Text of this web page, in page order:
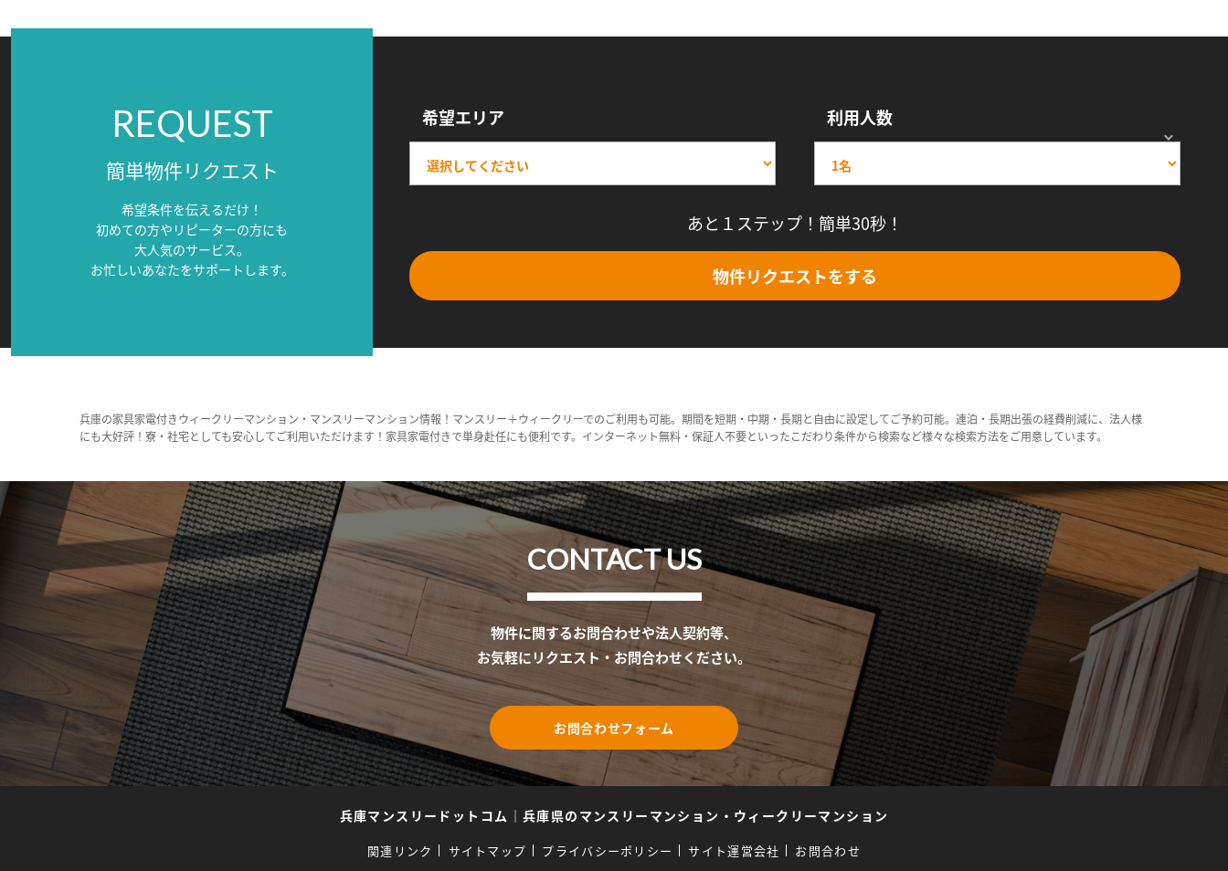
REQUEST
簡単物件リクエスト
希望条件を伝えるだけ！
初めての方やリピーターの方にも
大人気のサービス。
お忙しいあなたをサポートします。
希望エリア 利用人数
あと１ステップ！簡単30秒！
物件リクエストをする
兵庫の家具家電付きウィークリーマンション・マンスリーマンション情報！マンスリー＋ウィークリーでのご利用も可能。期間を短期・中期・長期と自由に設定してご予約可能。連泊・長期出張の経費削減に、法人様
にも大好評！寮・社宅としても安心してご利用いただけます！家具家電付きで単身赴任にも便利です。インターネット無料・保証人不要といったこだわり条件から検索など様々な検索方法をご用意しています。
CONTACT US
物件に関するお問合わせや法人契約等、
お気軽にリクエスト・お問合わせください。
お問合わせフォーム
兵庫マンスリードットコム ｜ 兵庫県のマンスリーマンション・ウィークリーマンション
関連リンク サイトマップ プライバシーポリシー サイト運営会社 お問合わせ